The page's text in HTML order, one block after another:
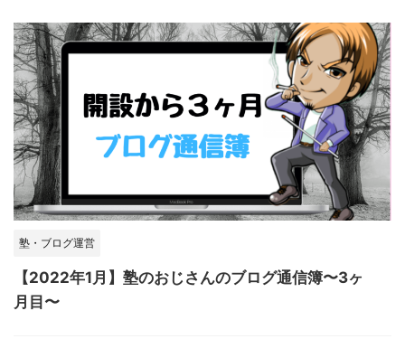
塾・ブログ運営
【2022年1月】塾のおじさんのブログ通信簿〜3ヶ
月目〜